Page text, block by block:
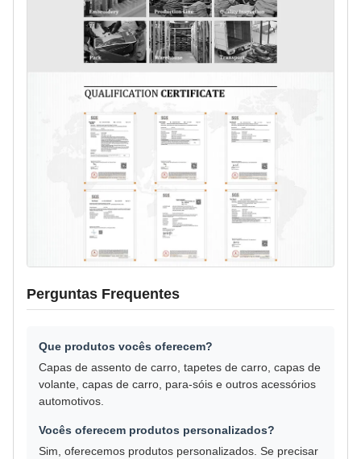
Perguntas Frequentes
Que produtos vocês oferecem?
Capas de assento de carro, tapetes de carro, capas de
volante, capas de carro, para-sóis e outros acessórios
automotivos.
Vocês oferecem produtos personalizados?
Sim, oferecemos produtos personalizados. Se precisar